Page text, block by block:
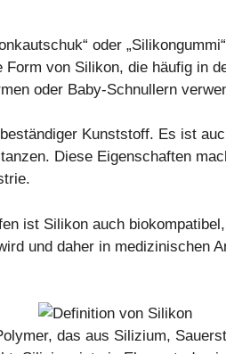
oder
von Silikon, die häufig in
oder Baby-Schnullern
Kunststoff. Es ist
Diese Eigenschaften
ist Silikon auch
und daher in medizinischen
das aus Silizium,